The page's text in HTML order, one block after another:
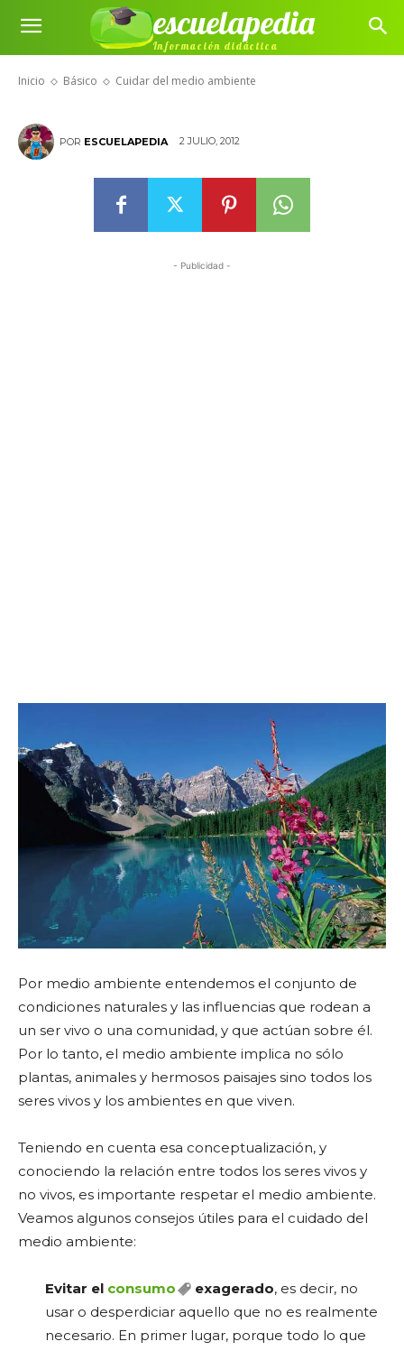
escuelapedia
Información didáctica
Inicio Básico Cuidar del medio ambiente
Cuidar del medio ambiente
POR ESCUELAPEDIA 2 JULIO, 2012
- Publicidad -
Por medio ambiente entendemos el conjunto de
condiciones naturales y las influencias que rodean a
un ser vivo o una comunidad, y que actúan sobre él.
Por lo tanto, el medio ambiente implica no sólo
plantas, animales y hermosos paisajes sino todos los
seres vivos y los ambientes en que viven.
Teniendo en cuenta esa conceptualización, y
conociendo la relación entre todos los seres vivos y
no vivos, es importante respetar el medio ambiente.
Veamos algunos consejos útiles para el cuidado del
medio ambiente:
Evitar el consumo exagerado, es decir, no
usar o desperdiciar aquello que no es realmente
necesario. En primer lugar, porque todo lo que